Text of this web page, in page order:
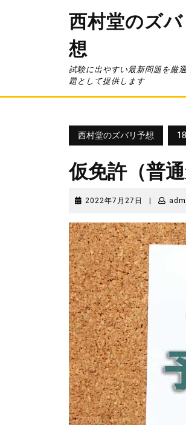
キ
西村堂のズ
想
試験に出やすい最新問題を厳
題として提供します
西村堂のズバリ予想 18
仮免許（普
2022年7月27日
2022
7
月
27
日
|